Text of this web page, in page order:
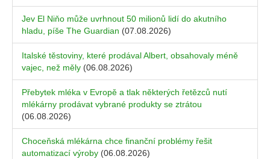
Jev El Niňo může uvrhnout 50 milionů lidí do akutního
hladu, píše The Guardian (07.08.2026)
Italské těstoviny, které prodával Albert, obsahovaly méně
vajec, než měly (06.08.2026)
Přebytek mléka v Evropě a tlak některých řetězců nutí
mlékárny prodávat vybrané produkty se ztrátou
(06.08.2026)
Choceňská mlékárna chce finanční problémy řešit
automatizací výroby (06.08.2026)